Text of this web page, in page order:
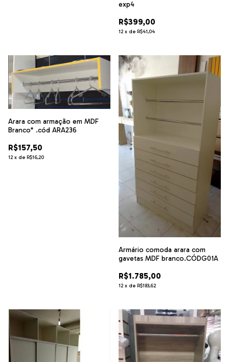
exp4
R$399,00
12 x de R$41,04
Arara com armação em MDF
Branco* .cód ARA236
R$157,50
12 x de R$16,20
Armário comoda arara com
gavetas MDF branco.CÓDG01A
R$1.785,00
12 x de R$183,62